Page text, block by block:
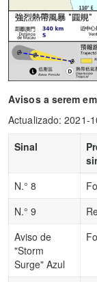
Avisos a serem
Actualizado: 2021-
Sinal
N.° 8
N.° 9
Aviso de
"Storm
Surge" Azul